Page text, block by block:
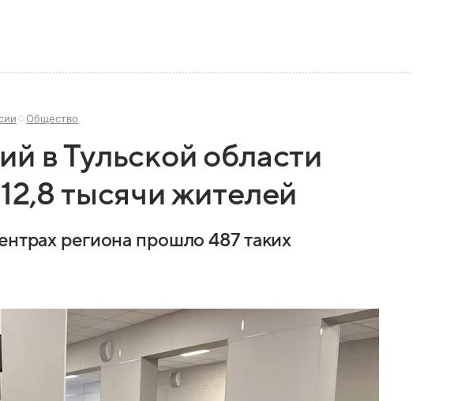
Общество
в Тульской области
тысячи жителей
региона прошло 487 таких